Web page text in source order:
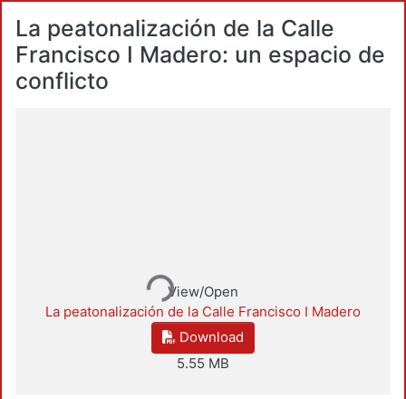
La peatonalización de la Calle
Francisco I Madero: un espacio de
conflicto
Loading...View/Open
La peatonalización de la Calle Francisco I Madero
Download
5.55 MB